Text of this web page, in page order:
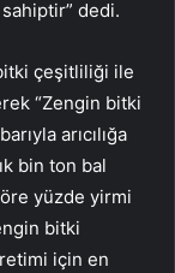
dedi.
çeşitliliği ile
“Zengin bitki
arıcılığa
bin ton bal
yüzde yirmi
bitki
için en